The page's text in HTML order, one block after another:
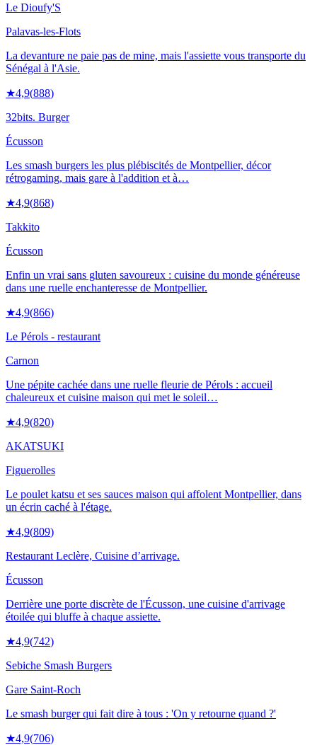
Le Dioufy'S
Palavas-les-Flots
La devanture ne paie pas de mine, mais l'assiette vous transporte du
Sénégal à l'Asie.
★4,9(888)
32bits. Burger
Écusson
Les smash burgers les plus plébiscités de Montpellier, décor
rétrogaming, mais gare à l'addition et à…
★4,9(868)
Takkito
Écusson
Enfin un vrai sans gluten savoureux : cuisine du monde généreuse
dans une ruelle enchanteresse de Montpellier.
★4,9(866)
Le Pérols - restaurant
Carnon
Une pépite cachée dans une ruelle fleurie de Pérols : accueil
chaleureux et cuisine maison qui met le soleil…
★4,9(820)
AKATSUKI
Figuerolles
Le poulet katsu et ses sauces maison qui affolent Montpellier, dans
un écrin caché à l'étage.
★4,9(809)
Restaurant Leclère, Cuisine d’arrivage.
Écusson
Derrière une porte discrète de l'Écusson, une cuisine d'arrivage
étoilée qui bluffe à chaque assiette.
★4,9(742)
Sebiche Smash Burgers
Gare Saint-Roch
Le smash burger qui fait dire à tous : 'On y retourne quand ?'
★4,9(706)